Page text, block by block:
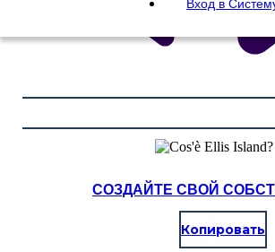
Вход в
СОЗДАЙТЕ СВОЙ
Копировать